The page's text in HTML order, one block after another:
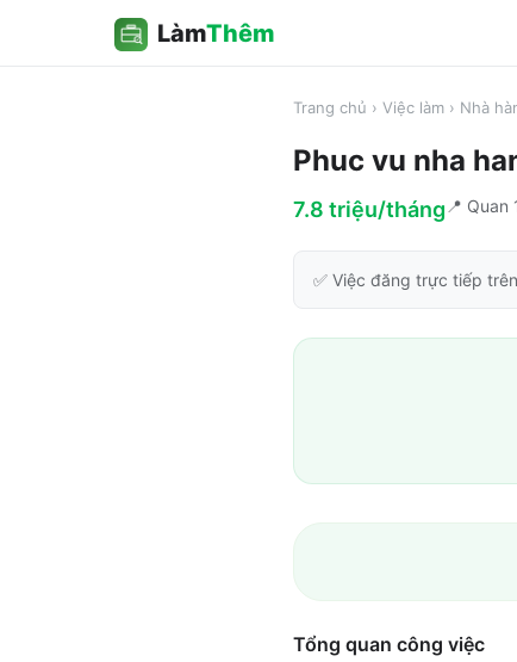
LàmThêm
Trang chủ › Việc làm › Nhà
Phuc vu nha
7.8 triệu/tháng 📍 Quan
✅ Việc đăng trực tiếp trên
Tổng quan công việc